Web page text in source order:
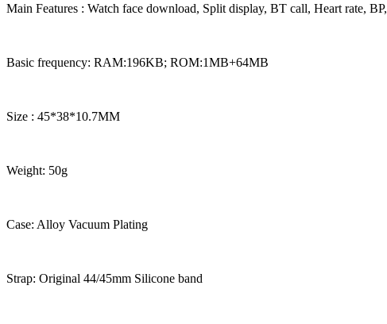
Main Features : Watch face download, Split display, BT call, Heart rate, BP,
Basic frequency: RAM:196KB; ROM:1MB+64MB
Size : 45*38*10.7MM
Weight: 50g
Case: Alloy Vacuum Plating
Strap: Original 44/45mm Silicone band